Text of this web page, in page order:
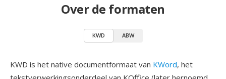
Over de formaten
KWD ABW
KWD is het native documentformaat van KWord, het